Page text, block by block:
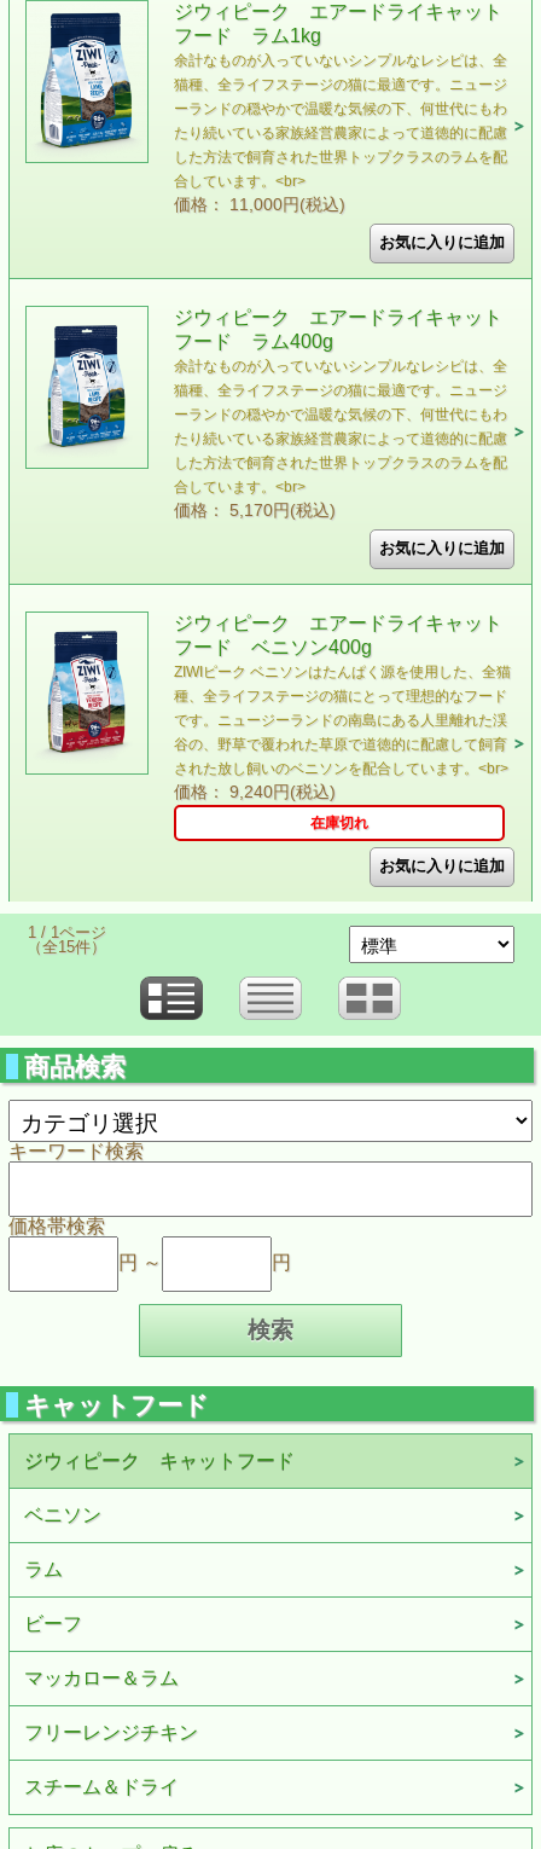
ジウィピーク エアードライキャット
フード ラム1kg
余計なものが入っていないシンプルなレシピは、全
猫種、全ライフステージの猫に最適です。ニュージ
ーランドの穏やかで温暖な気候の下、何世代にもわ
たり続いている家族経営農家によって道徳的に配慮
した方法で飼育された世界トップクラスのラムを配
合しています。<br>
価格： 11,000円(税込)
ジウィピーク エアードライキャット
フード ラム400g
余計なものが入っていないシンプルなレシピは、全
猫種、全ライフステージの猫に最適です。ニュージ
ーランドの穏やかで温暖な気候の下、何世代にもわ
たり続いている家族経営農家によって道徳的に配慮
した方法で飼育された世界トップクラスのラムを配
合しています。<br>
価格： 5,170円(税込)
ジウィピーク エアードライキャット
フード ベニソン400g
ZIWIピーク ベニソンはたんぱく源を使用した、全猫
種、全ライフステージの猫にとって理想的なフード
です。ニュージーランドの南島にある人里離れた渓
谷の、野草で覆われた草原で道徳的に配慮して飼育
された放し飼いのベニソンを配合しています。<br>
価格： 9,240円(税込)
在庫切れ
1 / 1ページ
（全15件）
商品検索
キーワード検索
価格帯検索
円 ～
円
キャットフード
ジウィピーク キャットフード
ベニソン
ラム
ビーフ
マッカロー＆ラム
フリーレンジチキン
スチーム＆ドライ